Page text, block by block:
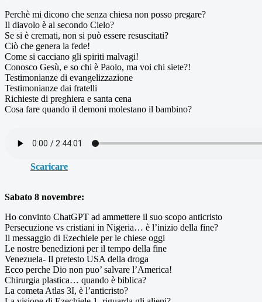
Perchè mi dicono che senza chiesa non posso pregare?
Il diavolo è al secondo Cielo?
Se si è cremati, non si può essere resuscitati?
Ciò che genera la fede!
Come si cacciano gli spiriti malvagi!
Conosco Gesù, e so chi è Paolo, ma voi chi siete?!
Testimonianze di evangelizzazione
Testimonianze dai fratelli
Richieste di preghiera e santa cena
Cosa fare quando il demoni molestano il bambino?
Scaricare
Sabato 8 novembre:
Ho convinto ChatGPT ad ammettere il suo scopo anticristo
Persecuzione vs cristiani in Nigeria… è l’inizio della fine?
Il messaggio di Ezechiele per le chiese oggi
Le nostre benedizioni per il tempo della fine
Venezuela- Il pretesto USA della droga
Ecco perche Dio non puo’ salvare l’America!
Chirurgia plastica… quando è biblica?
La cometa Atlas 3I, è l’anticristo?